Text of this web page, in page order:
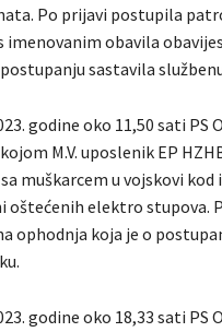
Po prijavi postupila
imenovanim obavila
sastavila
godine oko 11,50 sati PS
M.V. uposlenik EP
muškarcem u vojskovi kod
oštećenih elektro stupova.
ophodnja koja je o
godine oko 18,33 sati PS